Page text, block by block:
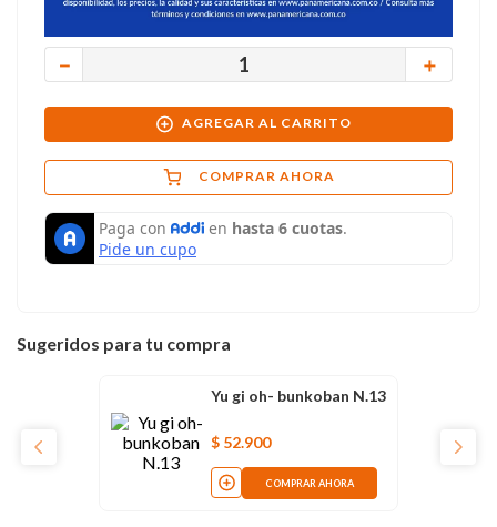
＋
－
AGREGAR AL CARRITO
COMPRAR AHORA
Sugeridos para tu compra
Yu gi oh- bunkoban N.13
$ 52.900
COMPRAR AHORA